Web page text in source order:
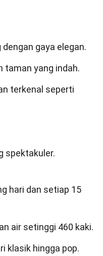
gaya elegan.
taman yang indah.
terkenal seperti
spektakuler.
hari dan setiap 15
air setinggi 460 kaki.
klasik hingga pop.